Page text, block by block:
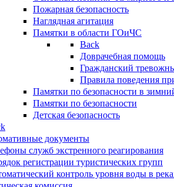
Пожарная безопасность
Наглядная агитация
Памятки в области ГОиЧС
Back
Доврачебная помощь
Гражданский
Правила поведения
Памятки по безопасности в
Памятки по безопасности
Детская безопасность
документы
служб экстренного реагирования
регистрации туристических групп
контроль уровня воды в